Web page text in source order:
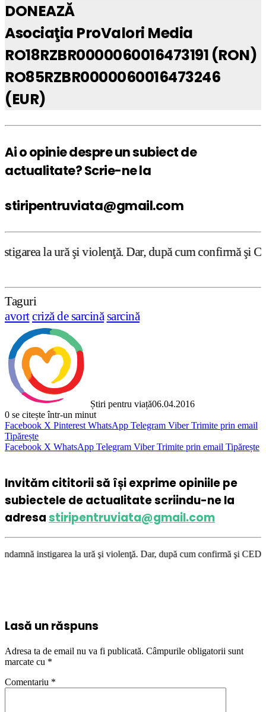
DONEAZĂ
Asociaţia ProValori Media
RO18RZBR0000060016473191 (RON)
RO85RZBR0000060016473246
(EUR)
Ai o opinie despre un subiect de
actualitate? Scrie-ne la
stiripentruviata@gmail.com
şi violenţă. Dar, după cum confirmă şi CEDO în
Taguri
avortcriză de sarcină sarcină
Știri pentru viață06.04.2016
0 se citește într-un minut
Facebook X Pinterest WhatsApp Telegram Viber Trimite prin email
Tipărește
Facebook X WhatsApp Telegram Viber Trimite prin email Tipărește
Invităm cititorii să își exprime opiniile pe
subiectele de actualitate scriindu-ne la
adresastiripentruviata@gmail.com
la ură şi violenţă. Dar, după cum confirmă şi CEDO în cazul
Lasă un răspuns
Adresa ta de email nu va fi publicată. Câmpurile obligatorii sunt
marcate cu *
Comentariu *